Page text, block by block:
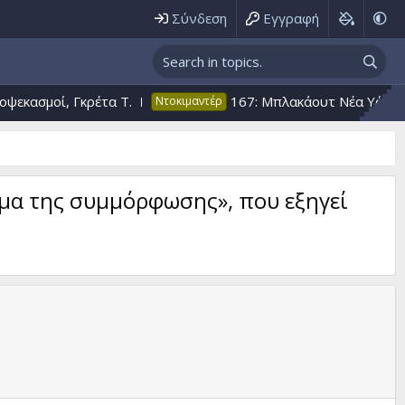
Σύνδεση Εγγραφή
Γκρέτα T. Ντοκιμαντέρ 167: Μπλακάουτ Nέα Υόρκη Μάχη
της συμμόρφωσης», πoυ εξηγεί